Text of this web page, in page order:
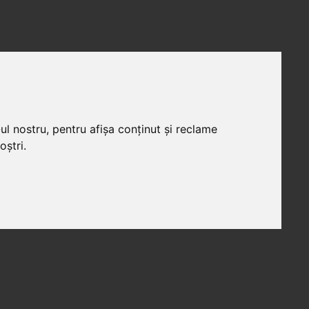
nostru, pentru afișa conținut și reclame